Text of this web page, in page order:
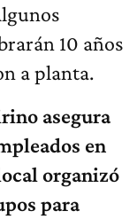
10 años
a planta.
asegura
en
organizó
para